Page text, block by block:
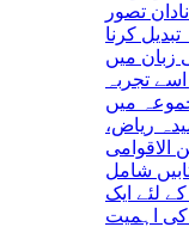
تصور
کرنا
زبان میں
تجربہ
میں
ریاض،
الاقوامی
شامل
لئے ایک
کی اہمیت